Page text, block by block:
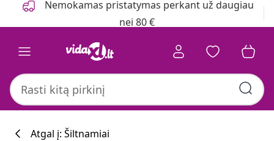
Nemokamas pristatymas perkant už daugiau
nei 80 €
Atgal į: Šiltnamiai